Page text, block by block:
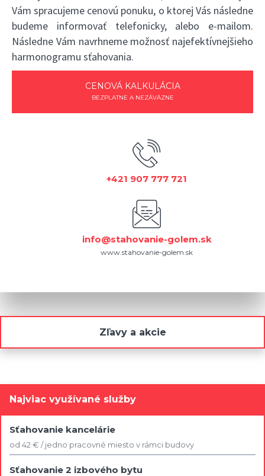
Vám spracujeme cenovú ponuku, o ktorej Vás následne
budeme informovať telefonicky, alebo e-mailom.
Následne Vám navrhneme možnosť najefektívnejšieho
harmonogramu sťahovania.
CENOVÁ KALKULÁCIA
BEZPLATNE A NEZÁVÄZNE
+421 907 777 721
info@stahovanie-golem.sk
www.stahovanie-golem.sk
Zľavy a akcie
Najviac využívané služby
Sťahovanie kancelárie
od 42 € / jedno pracovné miesto v rámci budovy
Sťahovanie 2 izbového bytu